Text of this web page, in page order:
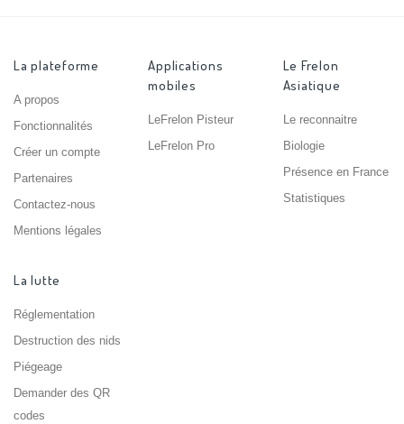
La plateforme
A propos
Fonctionnalités
Créer un compte
Partenaires
Contactez-nous
Mentions légales
Applications
mobiles
LeFrelon Pisteur
LeFrelon Pro
Le Frelon
Asiatique
Le reconnaitre
Biologie
Présence en France
Statistiques
La lutte
Réglementation
Destruction des nids
Piégeage
Demander des QR
codes